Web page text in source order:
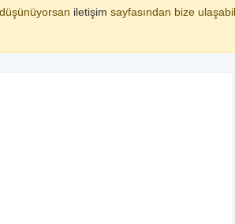
iletişim sayfasından bize